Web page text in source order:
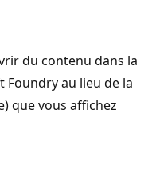
du contenu dans la
au lieu de la
que vous affichez